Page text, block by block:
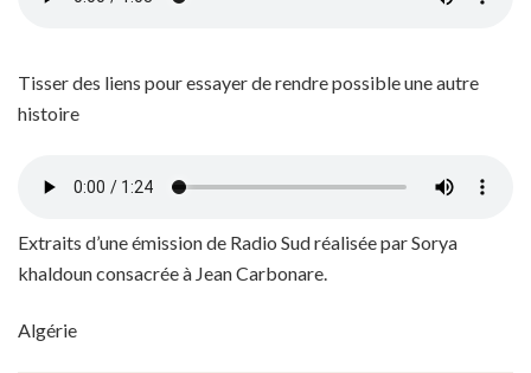
Tisser des liens pour essayer de rendre possible une autre
histoire
Extraits d’une émission de Radio Sud réalisée par Sorya
khaldoun consacrée à Jean Carbonare.
Algérie